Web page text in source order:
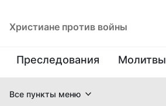
Христиане против войны
Преследования Молитвы
Все пункты меню